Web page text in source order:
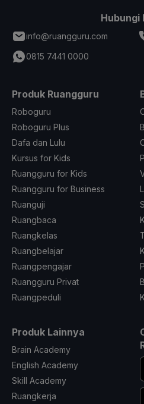
Hubungi
info@ruangguru.com
0815 7441 0000
Produk Ruangguru
Roboguru
Roboguru Plus
Dafa dan Lulu
Kursus for Kids
Ruangguru for Kids
Ruangguru for Business
Ruanguji
Ruangbaca
Ruangkelas
Ruangbelajar
Ruangpengajar
Ruangguru Privat
Ruangpeduli
Produk Lainnya
Brain Academy
English Academy
Skill Academy
Ruangkerja